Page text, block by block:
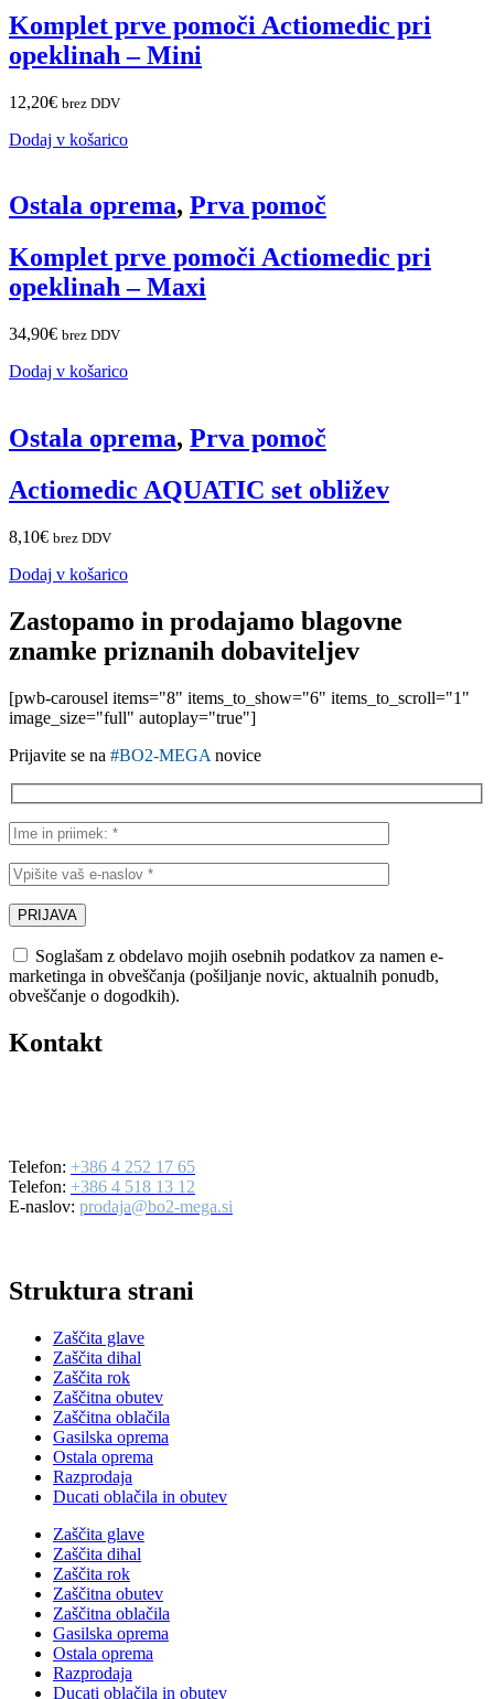
Komplet prve pomoči Actiomedic pri
opeklinah – Mini
12,20€ brez DDV
Dodaj v košarico
Ostala oprema, Prva pomoč
Komplet prve pomoči Actiomedic pri
opeklinah – Maxi
34,90€ brez DDV
Dodaj v košarico
Ostala oprema, Prva pomoč
Actiomedic AQUATIC set obližev
8,10€ brez DDV
Dodaj v košarico
Zastopamo in prodajamo blagovne
znamke priznanih dobaviteljev
[pwb-carousel items="8" items_to_show="6" items_to_scroll="1"
image_size="full" autoplay="true"]
Prijavite se na #BO2-MEGA novice
Soglašam z obdelavo mojih osebnih podatkov za namen e-
marketinga in obveščanja (pošiljanje novic, aktualnih ponudb,
obveščanje o dogodkih).
Kontakt
Telefon: +386 4 252 17 65
Telefon: +386 4 518 13 12
E-naslov: prodaja@bo2-mega.si
Struktura strani
Zaščita glave
Zaščita dihal
Zaščita rok
Zaščitna obutev
Zaščitna oblačila
Gasilska oprema
Ostala oprema
Razprodaja
Ducati oblačila in obutev
Zaščita glave
Zaščita dihal
Zaščita rok
Zaščitna obutev
Zaščitna oblačila
Gasilska oprema
Ostala oprema
Razprodaja
Ducati oblačila in obutev